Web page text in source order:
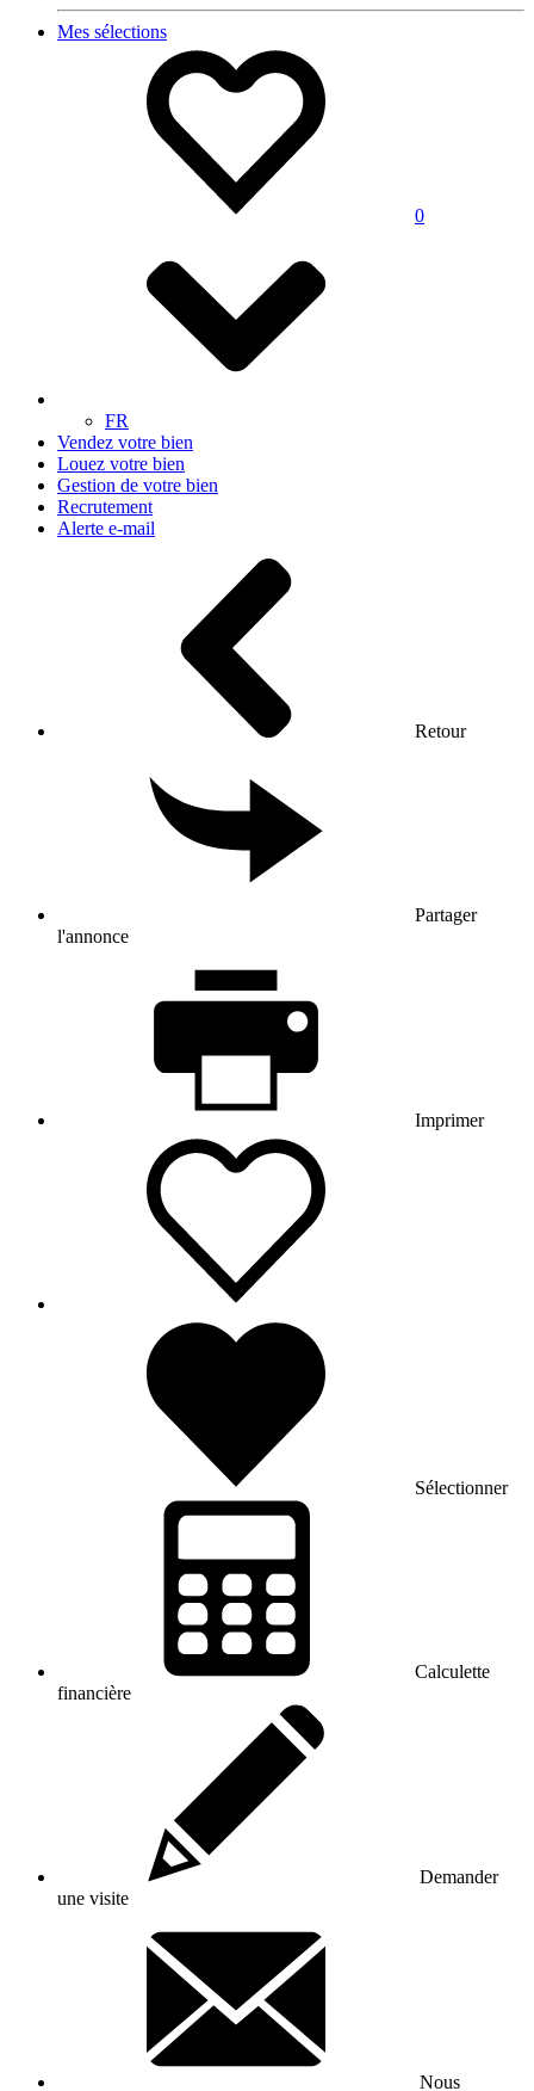
Mes sélections
0
FR
Vendez votre bien
Louez votre bien
Gestion de votre bien
Recrutement
Alerte e-mail
Retour
Partager
l'annonce
Imprimer
Sélectionner
Calculette
financière
Demander
une visite
Nous